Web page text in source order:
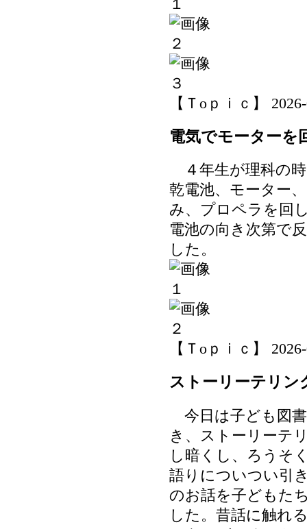
【Ｔoｐｉｃ】
電気でモーターを
４年生が理科の
乾電池、モーター
み、プロペラを回
電池の向き次第で
した。
【Ｔoｐｉｃ】
ストーリーテリン
今日は子ども図
き、ストーリーテ
し暗くし、ろうそ
語りについつい引
のお話を子どもた
した。昔話に触れ